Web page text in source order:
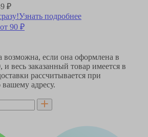
₽
Узнать подробнее
90 ₽
возможна, если она оформлена в
, и весь заказанный товар имеется в
рассчитывается при
адресу.